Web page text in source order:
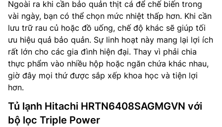
Ngoài ra khi cần bảo quản thịt cá để chế biến trong
vài ngày, bạn có thể chọn mức nhiệt thấp hơn. Khi cần
lưu trữ rau củ hoặc đồ uống, chế độ khác sẽ giúp tối
ưu hiệu quả bảo quản. Sự linh hoạt này mang lại lợi ích
rất lớn cho các gia đình hiện đại. Thay vì phải chia
thực phẩm vào nhiều hộp hoặc ngăn chứa khác nhau,
giờ đây mọi thứ được sắp xếp khoa học và tiện lợi
hơn.
Tủ lạnh Hitachi HRTN6408SAGMGVN với
bộ lọc Triple Power